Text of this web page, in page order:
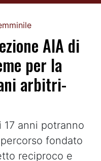
AIA di
per la
arbitri-
17 anni potranno
fondato
reciproco e